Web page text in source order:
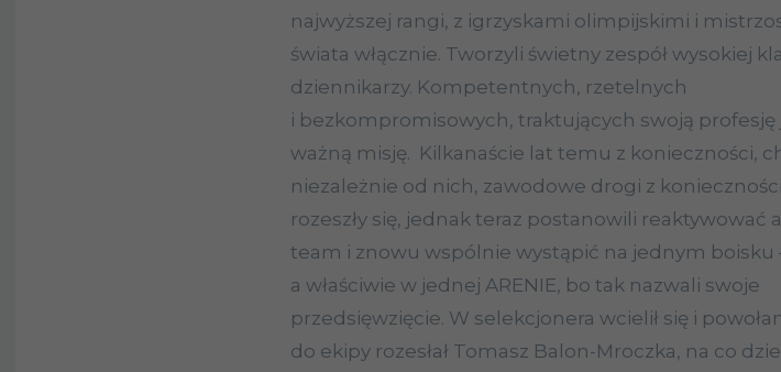
najwyższej rangi, z igrzyskami olimpijskimi i
świata włącznie. Tworzyli świetny zespół wysokiej
dziennikarzy. Kompetentnych, rzetelnych
i bezkompromisowych, traktujących swoją profesję
ważną misję. Kilkanaście lat temu z konieczności,
niezależnie od nich, zawodowe drogi z konieczności
rozeszły się, jednak teraz postanowili reaktywować
team i znowu wspólnie wystąpić na jednym boisku
a właściwie w jednej ARENIE, bo tak nazwali swoje
przedsięwzięcie. W selekcjonera wcielił się i
do ekipy rozesłał Tomasz Balon-Mroczka, na co